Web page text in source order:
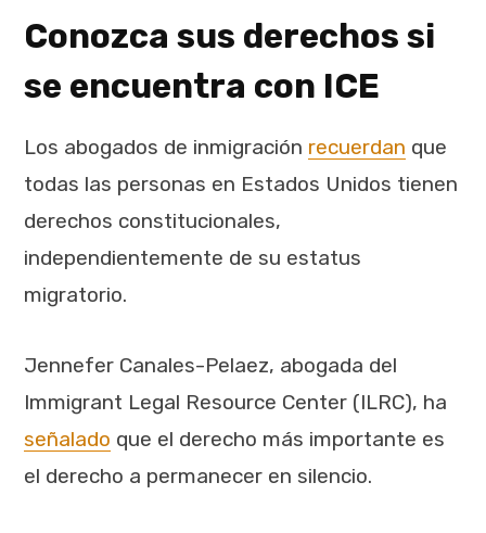
Conozca sus derechos si
se encuentra con ICE
Los abogados de inmigración recuerdan que
todas las personas en Estados Unidos tienen
derechos constitucionales,
independientemente de su estatus
migratorio.
Jennefer Canales-Pelaez, abogada del
Immigrant Legal Resource Center (ILRC), ha
señalado que el derecho más importante es
el derecho a permanecer en silencio.